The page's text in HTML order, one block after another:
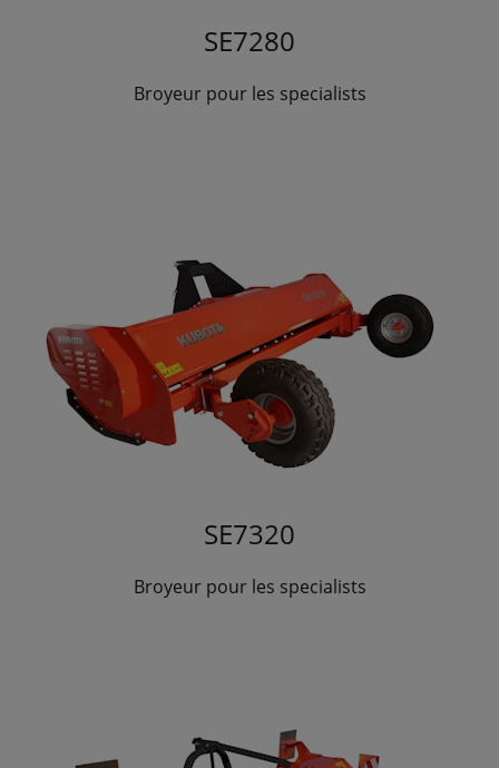
SE7280
Broyeur pour les specialists
SE7320
Broyeur pour les specialists